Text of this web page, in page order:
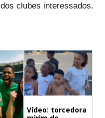
clubes interessados.
Vídeo: torcedora